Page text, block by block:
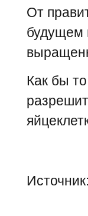
От
будущем
Как бы
Источник: